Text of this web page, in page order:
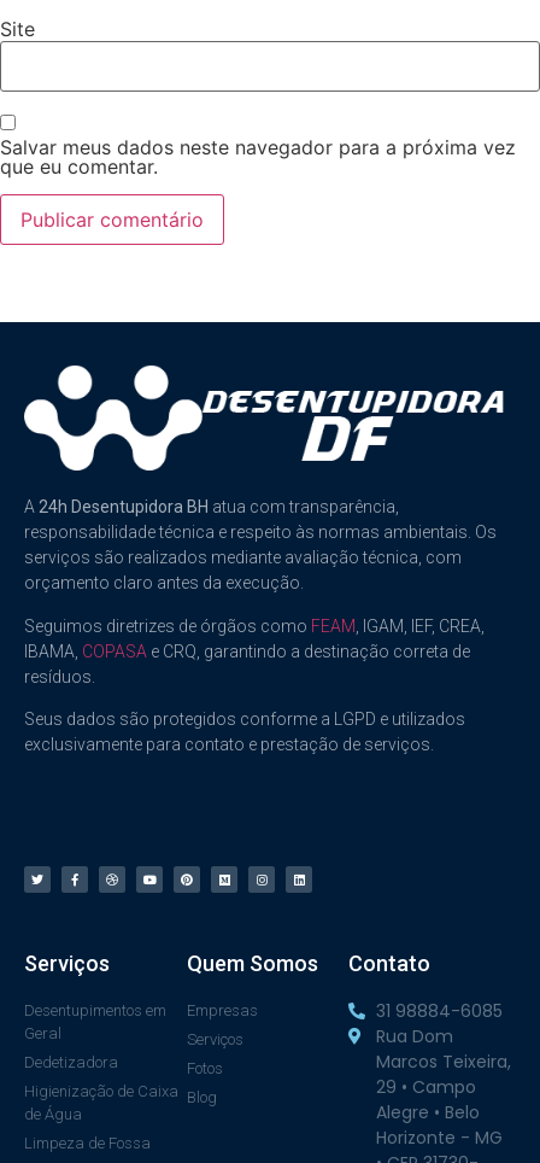
Site
Salvar meus dados neste navegador para a próxima vez
que eu comentar.
A24h Desentupidora BH atua com transparência,
responsabilidade técnica e respeito às normas ambientais. Os
serviços são realizados mediante avaliação técnica, com
orçamento claro antes da execução.
Seguimos diretrizes de órgãos como FEAM , IGAM, IEF, CREA,
IBAMA, COPASA e CRQ, garantindo a destinação correta de
resíduos.
Seus dados são protegidos conforme a LGPD e utilizados
exclusivamente para contato e prestação de serviços.
Serviços
Desentupimentos em
Geral
Dedetizadora
Higienização de Caixa
de Água
Limpeza de Fossa
Quem Somos
Empresas
Serviços
Fotos
Blog
Contato
31 98884-6085
Rua Dom
Marcos Teixeira,
29 • Campo
Alegre • Belo
Horizonte - MG